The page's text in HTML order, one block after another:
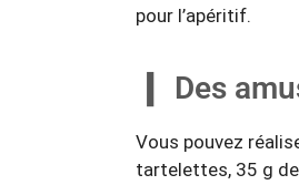
pour l’apéritif.
Des
Vous pouvez
tartelettes, 35 g de